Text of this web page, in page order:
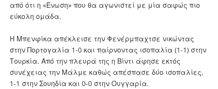
από ότι η «Ένωση» που θα αγωνιστεί με μία σαφώς πιο
εύκολη ομάδα.
Η Μπενφίκα απέκλεισε την Φενέρμπαχτσε νικώντας
στην Πορτογαλία 1-0 και παίρνοντας ισοπαλία (1-1) στην
Τουρκία. Από την πλευρά της η Βίντι άφησε εκτός
συνέχειας την Μάλμε καθώς απέσπασε δύο ισοπαλίες,
1-1 στην Σουηδία και 0-0 στην Ουγγαρία.